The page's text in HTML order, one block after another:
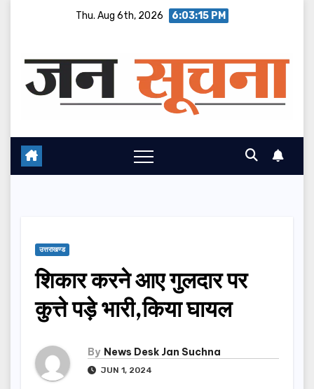
Thu. Aug 6th, 2026 6:03:16 PM
उत्तराखण्ड
शिकार करने आए गुलदार पर
कुत्ते पड़े भारी,किया घायल
By News Desk Jan Suchna
JUN 1, 2024